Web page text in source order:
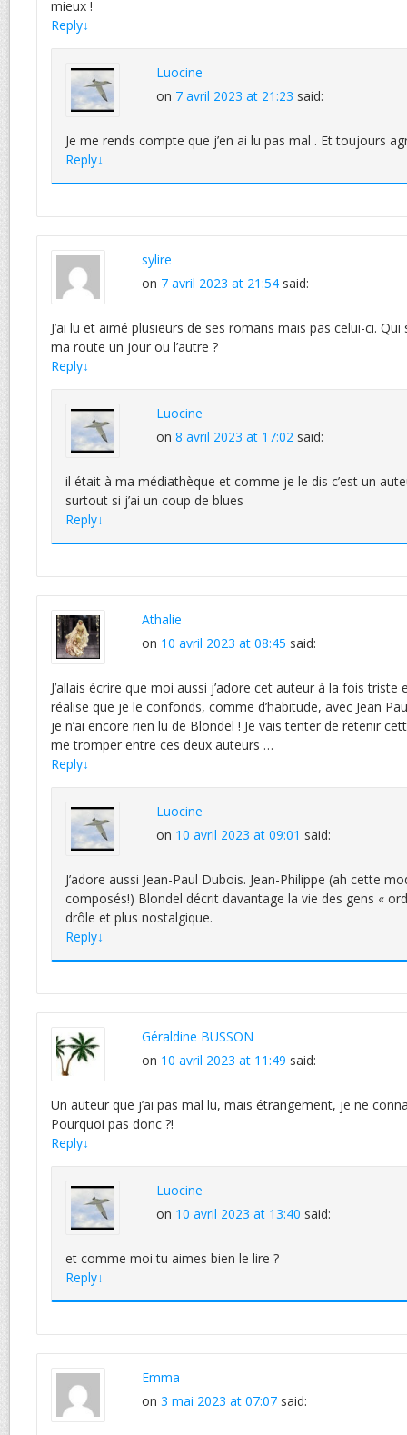
mieux !
Reply↓
Luocine
on 7 avril 2023 at 21:23 said:
Je me rends compte que j’en ai lu pas mal . Et toujours
Reply↓
sylire
on 7 avril 2023 at 21:54 said:
J’ai lu et aimé plusieurs de ses romans mais pas celui-ci.
ma route un jour ou l’autre ?
Reply↓
Luocine
on 8 avril 2023 at 17:02 said:
il était à ma médiathèque et comme je le dis c’est un
surtout si j’ai un coup de blues
Reply↓
Athalie
on 10 avril 2023 at 08:45 said:
J’allais écrire que moi aussi j’adore cet auteur à la fois
réalise que je le confonds, comme d’habitude, avec Jean
je n’ai encore rien lu de Blondel ! Je vais tenter de retenir
me tromper entre ces deux auteurs …
Reply↓
Luocine
on 10 avril 2023 at 09:01 said:
J’adore aussi Jean-Paul Dubois. Jean-Philippe (ah cette
composés!) Blondel décrit davantage la vie des gens «
drôle et plus nostalgique.
Reply↓
Géraldine BUSSON
on 10 avril 2023 at 11:49 said:
Un auteur que j’ai pas mal lu, mais étrangement, je ne
Pourquoi pas donc ?!
Reply↓
Luocine
on 10 avril 2023 at 13:40 said:
et comme moi tu aimes bien le lire ?
Reply↓
Emma
on 3 mai 2023 at 07:07 said: